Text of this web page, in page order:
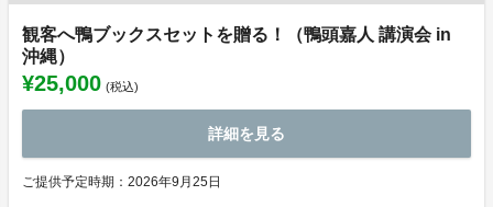
観客へ鴨ブックスセットを贈る！（鴨頭嘉人 講演会 in
沖縄）
¥25,000 (税込)
詳細を見る
ご提供予定時期：2026年9月25日